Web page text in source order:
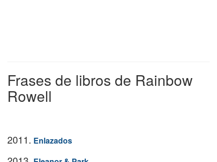
Frases de libros de Rainbow
Rowell
2011. Enlazados